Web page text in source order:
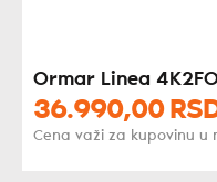
Ormar Linea
36.990,00
Cena važi za kupovinu u